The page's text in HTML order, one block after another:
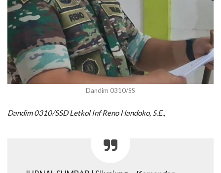
Dandim 0310/SS
Dandim 0310/SSD Letkol Inf Reno Handoko, S.E.,